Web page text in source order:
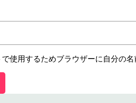
使用するためブラウザーに自分の